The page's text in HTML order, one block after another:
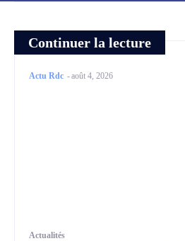
Continuer la lecture
Actu Rdc -août 4, 2026
Actualités